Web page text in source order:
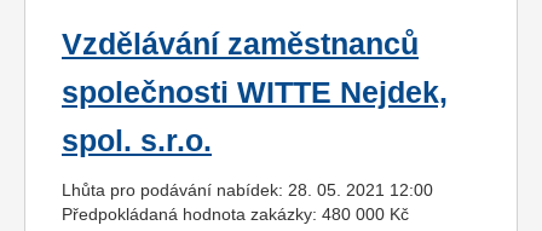
Vzdělávání zaměstnanců
společnosti WITTE Nejdek,
spol. s.r.o.
Lhůta pro podávání nabídek: 28. 05. 2021 12:00
Předpokládaná hodnota zakázky: 480 000 Kč